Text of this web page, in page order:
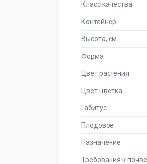
Класс качества
Контейнер
Высота, см
Форма
Цвет растения
Цвет цветка
Габитус
Плодовое
Назначение
Требования к почве